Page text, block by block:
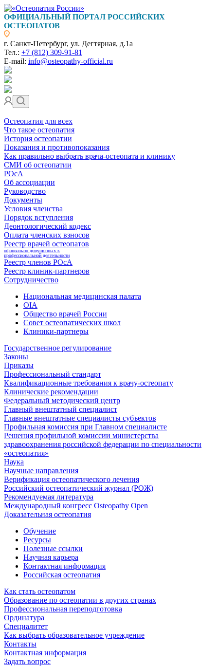
ОФИЦИАЛЬНЫЙ ПОРТАЛ РОССИЙСКИХ
ОСТЕОПАТОВ
г. Санкт-Петербург, ул. Дегтярная, д.1а
Тел.: +7 (812) 309-91-81
E-mail: info@osteopathy-official.ru
Остеопатия для всех
Что такое остеопатия
История остеопатии
Показания и противопоказания
Как правильно выбрать врача-остеопата и клинику
СМИ об остеопатии
РОсА
Об ассоциации
Руководство
Документы
Условия членства
Порядок вступления
Деонтологический кодекс
Оплата членских взносов
Реестр врачей остеопатов
официально допущенных к
профессиональной деятельности
Реестр членов РОсА
Реестр клиник-партнеров
Сотрудничество
Национальная медицинская палата
OIA
Общество врачей России
Совет остеопатических школ
Клиники-партнеры
Государственное регулирование
Законы
Приказы
Профессиональный стандарт
Квалификационные требования к врачу-остеопату
Клинические рекомендации
Федеральный методический центр
Главный внештатный специалист
Главные внештатные специалисты субъектов
Профильная комиссия при Главном специалисте
Решения профильной комиссии министерства
здравоохранения российской федерации по специальности
«остеопатия»
Наука
Научные направления
Верификация остеопатического лечения
Российский остеопатический журнал (РОЖ)
Рекомендуемая литература
Международный конгресс Osteopathy Open
Доказательная остеопатия
Обучение
Ресурсы
Полезные ссылки
Научная карьера
Контактная информация
Российская остеопатия
Как стать остеопатом
Образование по остеопатии в других странах
Профессиональная переподготовка
Ординатура
Специалитет
Как выбрать образовательное учреждение
Контакты
Контактная информация
Задать вопрос